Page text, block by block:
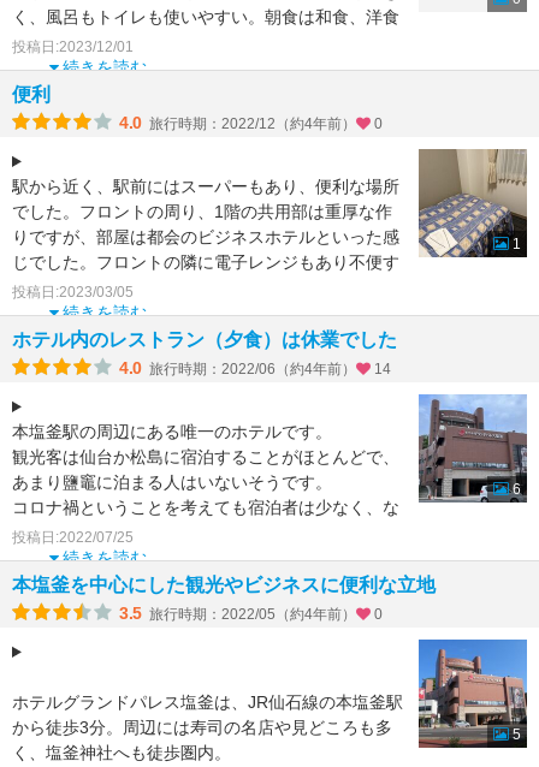
く、風呂もトイレも使いやすい。朝食は和食、洋食
を選べて１人前ず
続きを読む
投稿日:2023/12/01
便利
4.0 旅行時期：2022/12（約4年前） 0
駅から近く、駅前にはスーパーもあり、便利な場所
でした。フロントの周り、1階の共用部は重厚な作
りですが、部屋は都会のビジネスホテルといった感
じでした。フロントの隣に電子レンジもあり不便す
ることはありませ
続きを読む
投稿日:2023/03/05
1
ホテル内のレストラン（夕食）は休業でした
4.0 旅行時期：2022/06（約4年前） 14
本塩釜駅の周辺にある唯一のホテルです。
観光客は仙台か松島に宿泊することがほとんどで、
あまり鹽竈に泊まる人はいないそうです。
コロナ禍ということを考えても宿泊者は少なく、な
かなか厳しいのではないか
続きを読む
投稿日:2022/07/25
6
本塩釜を中心にした観光やビジネスに便利な立地
3.5 旅行時期：2022/05（約4年前） 0
ホテルグランドパレス塩釜は、JR仙石線の本塩釜駅
から徒歩3分。周辺には寿司の名店や見どころも多
く、塩釜神社へも徒歩圏内。
5